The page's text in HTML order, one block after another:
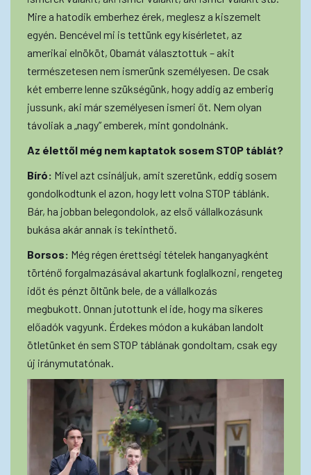
Mire a hatodik emberhez érek, meglesz a kiszemelt
egyén. Bencével mi is tettünk egy kísérletet, az
amerikai elnököt, Obamát választottuk – akit
természetesen nem ismerünk személyesen. De csak
két emberre lenne szükségünk, hogy addig az emberig
jussunk, aki már személyesen ismeri őt. Nem olyan
távoliak a „nagy” emberek, mint gondolnánk.
Az élettől még nem kaptatok sosem STOP táblát?
Bíró: Mivel azt csináljuk, amit szeretünk, eddig sosem
gondolkodtunk el azon, hogy lett volna STOP táblánk.
Bár, ha jobban belegondolok, az első vállalkozásunk
bukása akár annak is tekinthető.
Borsos: Még régen érettségi tételek hanganyagként
történő forgalmazásával akartunk foglalkozni, rengeteg
időt és pénzt öltünk bele, de a vállalkozás
megbukott. Onnan jutottunk el ide, hogy ma sikeres
előadók vagyunk. Érdekes módon a kukában landolt
ötletünket én sem STOP táblának gondoltam, csak egy
új iránymutatónak.